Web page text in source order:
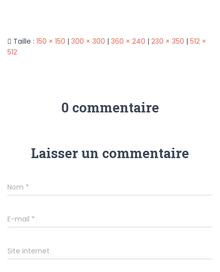
Taille : 150 × 150 | 300 × 300 | 360 × 240 | 230 × 350 | 512 ×
512
0 commentaire
Laisser un commentaire
Nom *
E-mail *
Site internet